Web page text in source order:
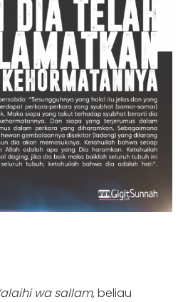
wa sallam,beliau